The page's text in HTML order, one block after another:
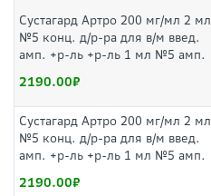
Сустагард Артро 200 мг/мл 2 мл
№5 конц. д/р-ра для в/м введ.
амп. +р-ль +р-ль 1 мл №5 амп.
2190.00
Сустагард Артро 200 мг/мл 2 мл
№5 конц. д/р-ра для в/м введ.
амп. +р-ль +р-ль 1 мл №5 амп.
2190.00